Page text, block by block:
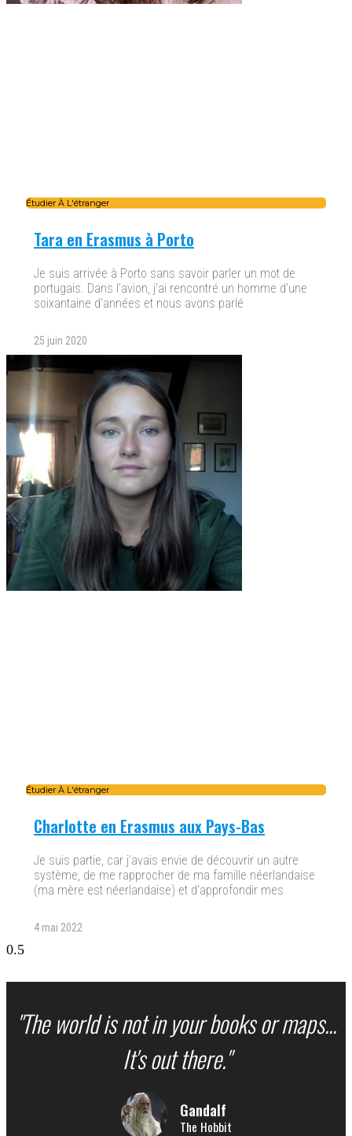
Étudier À L'étranger
Tara en Erasmus à Porto
Je suis arrivée à Porto sans savoir parler un mot de
portugais. Dans l’avion, j’ai rencontré un homme d’une
soixantaine d’années et nous avons parlé
25 juin 2020
Étudier À L'étranger
Charlotte en Erasmus aux Pays-Bas
Je suis partie, car j’avais envie de découvrir un autre
système, de me rapprocher de ma famille néerlandaise
(ma mère est néerlandaise) et d’approfondir mes
4 mai 2022
"The world is not in your books or maps...
It's out there."
Gandalf
The Hobbit